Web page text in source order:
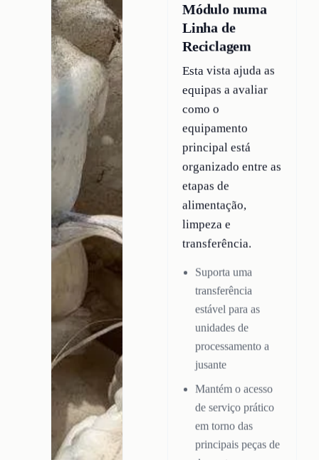
Módulo numa
Linha de
Reciclagem
Esta vista ajuda as
equipas a avaliar
como o
equipamento
principal está
organizado entre as
etapas de
alimentação,
limpeza e
transferência.
Suporta uma
transferência
estável para as
unidades de
processamento a
jusante
Mantém o acesso
de serviço prático
em torno das
principais peças de